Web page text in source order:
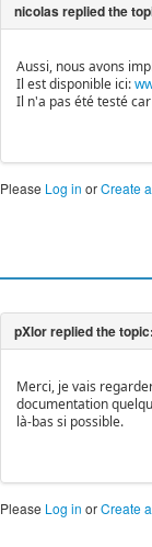
Aussi, nous avons
Il est disponible ici:
Il n'a pas été testé
Please Log in orCreate
Merci, je vais
documentation
là-bas si possible.
Please Log in orCreate